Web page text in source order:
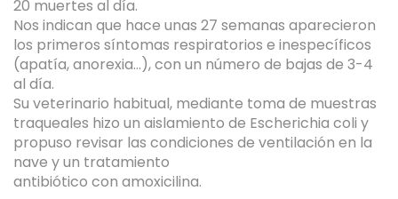
20 muertes al día.
Nos indican que hace unas 27 semanas aparecieron
los primeros síntomas respiratorios e inespecíficos
(apatía, anorexia…), con un número de bajas de 3-4
al día.
Su veterinario habitual, mediante toma de muestras
traqueales hizo un aislamiento de Escherichia coli y
propuso revisar las condiciones de ventilación en la
nave y un tratamiento
antibiótico con amoxicilina.